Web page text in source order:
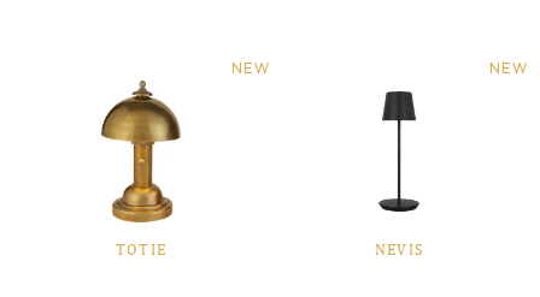
NEW
TOTIE
NEW
NEVIS